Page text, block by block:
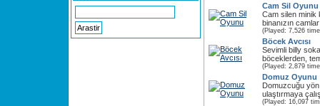
Cam Sil Oyunu
Cam silen minik
binanızın
(Played: 7,526
Böcek Avcısı
Sevimli billy
böceklerden,
(Played: 2,879
Domuz Oyunu
Domuzcuğu
ulaştırmaya
(Played: 16,097